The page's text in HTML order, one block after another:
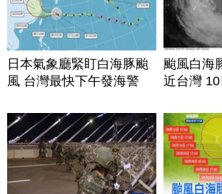
日本氣象廳緊盯白海豚颱
風 台灣最快下午發海警
颱風白海
近台灣